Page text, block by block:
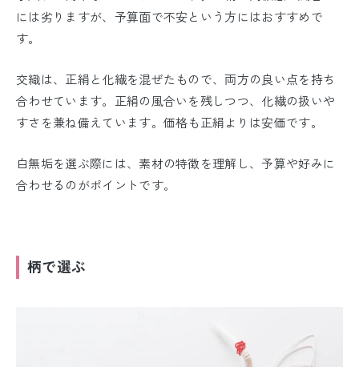
には劣りますが、予算面で不安という方にはおすすめで
す。
交織は、正絹と化繊を混ぜたもので、両方の良い点を持ち
合わせています。正絹の風合いを残しつつ、化繊の扱いや
すさを兼ね備えています。価格も正絹よりは安価です。
白無垢を選ぶ際には、素材の特徴を理解し、予算や好みに
合わせるのがポイントです。
柄で選ぶ